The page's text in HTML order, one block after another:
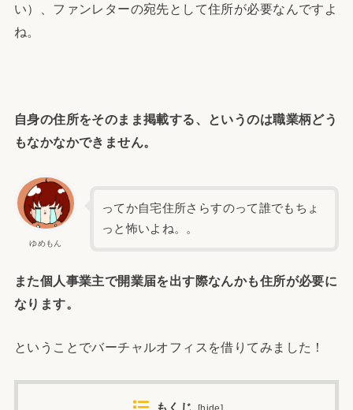
い）、ファンレターの宛先として住所が必要なんですよ
ね。
自身の住所をそのまま掲載する、というのは職業柄どう
もなかなかできません。
ゆめもん
ってか自宅住所さらすのって誰でもちょ
っと怖いよね。。
また個人事業主で開業届を出す際なんかも住所が必要に
なります。
ということでバーチャルオフィスを借りてみました！
もくじ